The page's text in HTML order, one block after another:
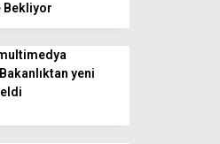
Bekliyor
yeni